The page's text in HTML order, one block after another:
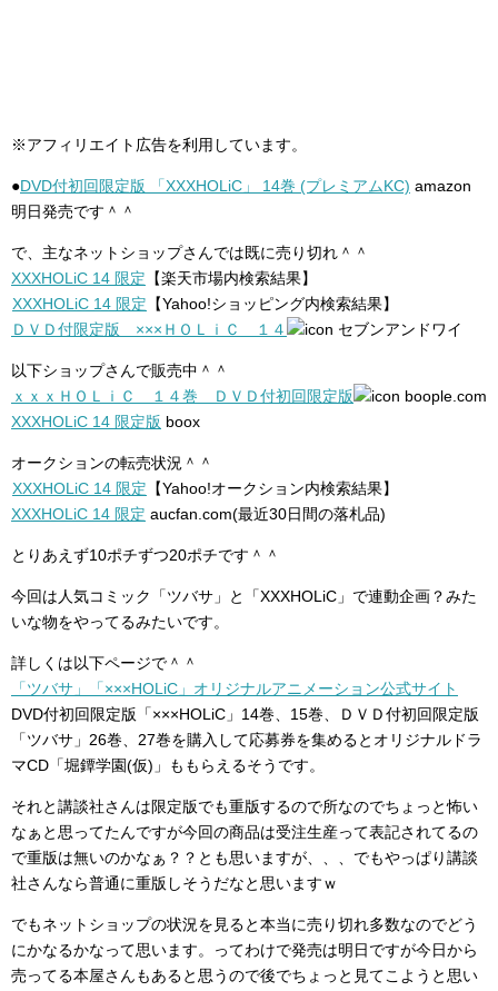
※アフィリエイト広告を利用しています。
●DVD付初回限定版 「XXXHOLiC」 14巻 (プレミアムKC) amazon
明日発売です＾＾
で、主なネットショップさんでは既に売り切れ＾＾
XXXHOLiC 14 限定 【楽天市場内検索結果】
XXXHOLiC 14 限定 【Yahoo!ショッピング内検索結果】
ＤＶＤ付限定版 ×××ＨＯＬｉＣ １４
セブンアンドワイ
以下ショップさんで販売中＾＾
ｘｘｘＨＯＬｉＣ １４巻 ＤＶＤ付初回限定版
boople.com
XXXHOLiC 14 限定版 boox
オークションの転売状況＾＾
XXXHOLiC 14 限定 【Yahoo!オークション内検索結果】
XXXHOLiC 14 限定 aucfan.com(最近30日間の落札品)
とりあえず10ポチずつ20ポチです＾＾
今回は人気コミック「ツバサ」と「XXXHOLiC」で連動企画？みた
いな物をやってるみたいです。
詳しくは以下ページで＾＾
「ツバサ」「×××HOLiC」オリジナルアニメーション公式サイト
DVD付初回限定版「×××HOLiC」14巻、15巻、ＤＶＤ付初回限定版
「ツバサ」26巻、27巻を購入して応募券を集めるとオリジナルドラ
マCD「堀鐔学園(仮)」ももらえるそうです。
それと講談社さんは限定版でも重版するので所なのでちょっと怖い
なぁと思ってたんですが今回の商品は受注生産って表記されてるの
で重版は無いのかなぁ？？とも思いますが、、、でもやっぱり講談
社さんなら普通に重版しそうだなと思いますｗ
でもネットショップの状況を見ると本当に売り切れ多数なのでどう
にかなるかなって思います。ってわけで発売は明日ですが今日から
売ってる本屋さんもあると思うので後でちょっと見てこようと思い